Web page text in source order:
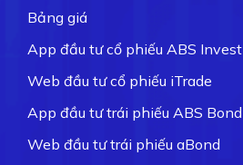
Bảng giá
App đầu tư cổ phiếu ABS Invest
Web đầu tư cổ phiếu iTrade
App đầu tư trái phiếu ABS Bond
Web đầu tư trái phiếu aBond